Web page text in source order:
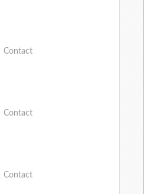
Contact
Contact
Contact